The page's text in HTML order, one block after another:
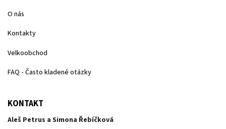
O nás
Kontakty
Velkoobchod
FAQ - Často kladené otázky
KONTAKT
Aleš Petrus a Simona Řebíčková